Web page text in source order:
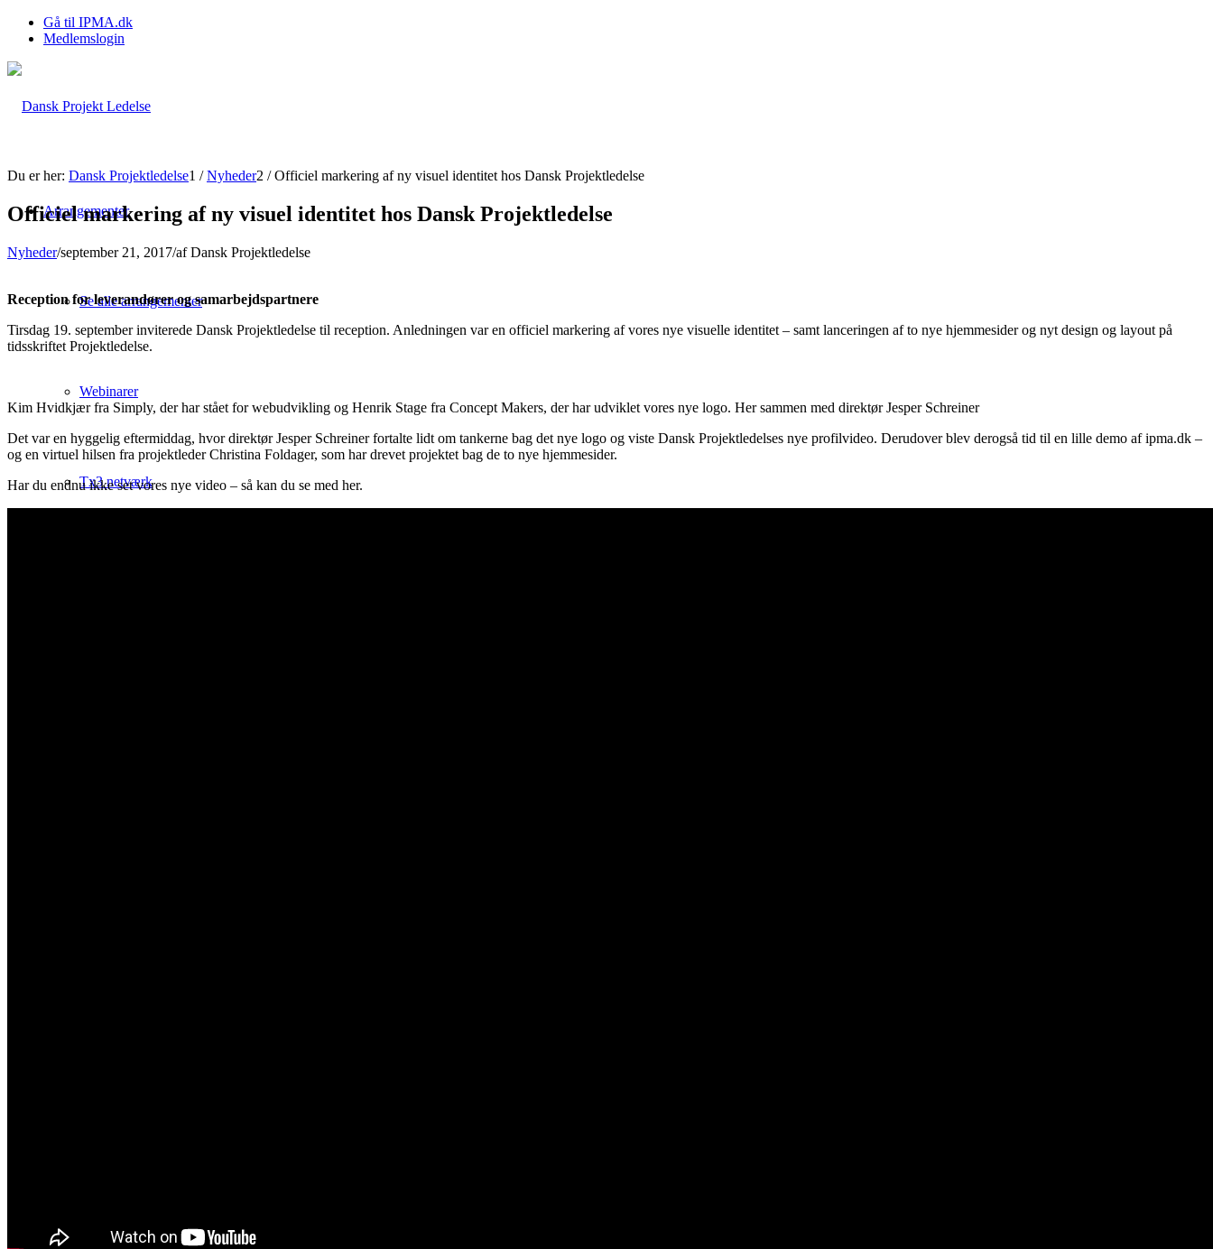
Gå til IPMA.dk
Medlemslogin
Arrangementer
Se alle arrangementer
Webinarer
Tx3 netværk
Du er her: Dansk Projektledelse1 / Nyheder2 / Officiel markering af ny visuel identitet hos Dansk Projektledelse
Officiel markering af ny visuel identitet hos Dansk Projektledelse
Nyheder/september 21, 2017/afDansk Projektledelse
Reception for leverandører og samarbejdspartnere
Tirsdag 19. september inviterede Dansk Projektledelse til reception. Anledningen var en officiel markering af vores nye visuelle identitet – samt lanceringen af to nye hjemmesider og nyt design og layout på
tidsskriftet Projektledelse.
Kim Hvidkjær fra Simply, der har stået for webudvikling og Henrik Stage fra Concept Makers, der har udviklet vores nye logo. Her sammen med direktør Jesper Schreiner
Det var en hyggelig eftermiddag, hvor direktør Jesper Schreiner fortalte lidt om tankerne bag det nye logo og viste Dansk Projektledelses nye profilvideo. Derudover blev derogså tid til en lille demo af ipma.dk –
og en virtuel hilsen fra projektleder Christina Foldager, som har drevet projektet bag de to nye hjemmesider.
Har du endnu ikke set vores nye video – så kan du se med her.